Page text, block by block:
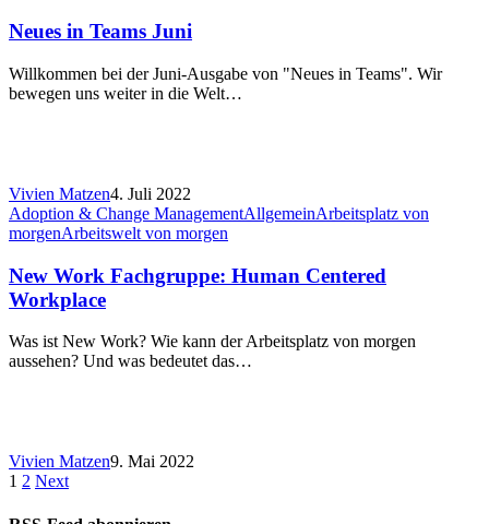
Neues in Teams Juni
Willkommen bei der Juni-Ausgabe von "Neues in Teams". Wir
bewegen uns weiter in die Welt…
Vivien Matzen4. Juli 2022
Adoption & Change ManagementAllgemeinArbeitsplatz von
morgenArbeitswelt von morgen
New Work Fachgruppe: Human Centered
Workplace
Was ist New Work? Wie kann der Arbeitsplatz von morgen
aussehen? Und was bedeutet das…
Vivien Matzen9. Mai 2022
1 2 Next